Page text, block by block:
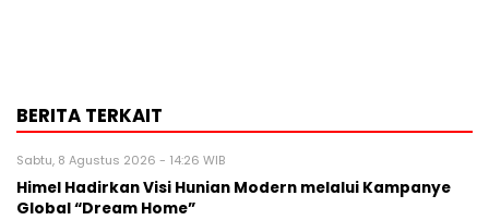
BERITA TERKAIT
Sabtu, 8 Agustus 2026 - 14:26 WIB
Himel Hadirkan Visi Hunian Modern melalui Kampanye
Global “Dream Home”